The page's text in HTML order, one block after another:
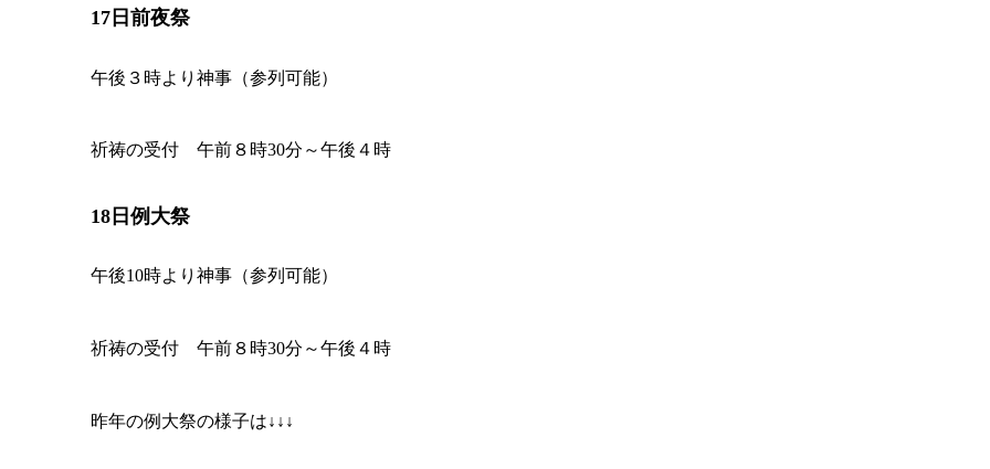
17日前夜祭
午後３時より神事（参列可能）
祈祷の受付 午前８時30分～午後４時
18日例大祭
午後10時より神事（参列可能）
祈祷の受付 午前８時30分～午後４時
昨年の例大祭の様子は↓↓↓